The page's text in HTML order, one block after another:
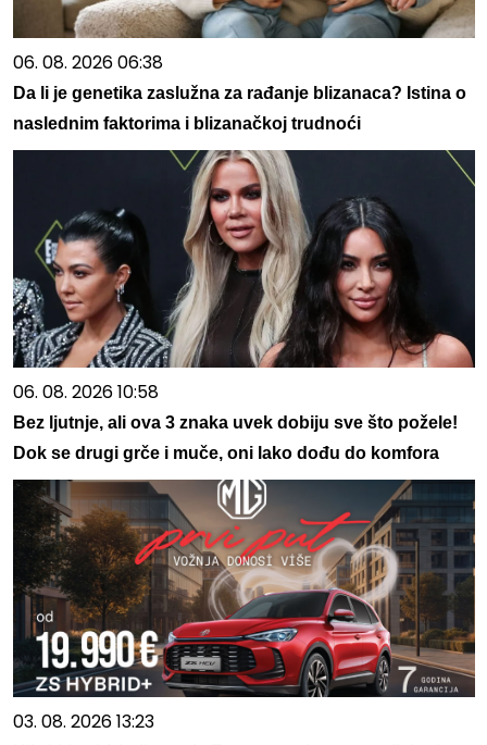
06. 08. 2026 06:38
Da li je genetika zaslužna za rađanje blizanaca? Istina o
naslednim faktorima i blizanačkoj trudnoći
06. 08. 2026 10:58
Bez ljutnje, ali ova 3 znaka uvek dobiju sve što požele!
Dok se drugi grče i muče, oni lako dođu do komfora
03. 08. 2026 13:23